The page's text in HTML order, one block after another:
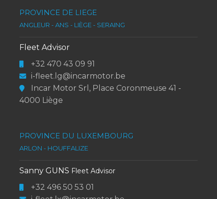
PROVINCE DE LIEGE
ANGLEUR - ANS - LIÈGE - SERAING
Fleet Advisor
+32 470 43 09 91
i-fleet.lg@incarmotor.be
Incar Motor Srl, Place Coronmeuse 41 -
4000 Liège
PROVINCE DU LUXEMBOURG
ARLON - HOUFFALIZE
Sanny GUNS Fleet Advisor
+32 496 50 53 01